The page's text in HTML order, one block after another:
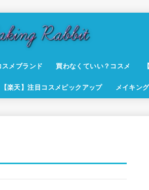
メブランド 買わなくていい？コスメ
【楽天】注目コスメピックアップ メイキン